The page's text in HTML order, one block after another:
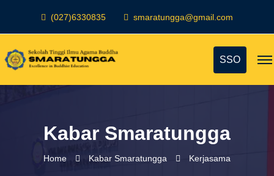
(027)6330835 smaratungga@gmail.com
SSO
Kabar Smaratungga
Home Kabar Smaratungga Kerjasama